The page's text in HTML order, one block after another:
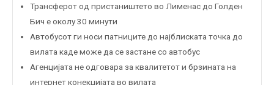
Трансферот од пристаништето во Лименас до Голден
Бич е околу 30 минути
Автобусот ги носи патниците до најблиската точка до
вилата каде може да се застане со автобус
Агенцијата не одговара за квалитетот и брзината на
интернет конекцијата во вилата